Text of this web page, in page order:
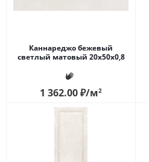
Каннареджо бежевый
светлый матовый 20x50x0,8
1 362.00₽/м2